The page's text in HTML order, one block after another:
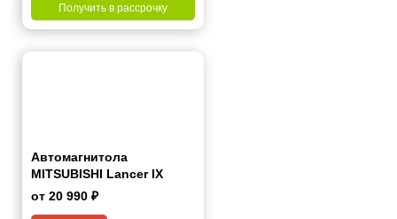
Получить в рассрочку
Автомагнитола
MITSUBISHI Lancer IX
2006-2012 (бежевый) 7"
от 20 990 ₽